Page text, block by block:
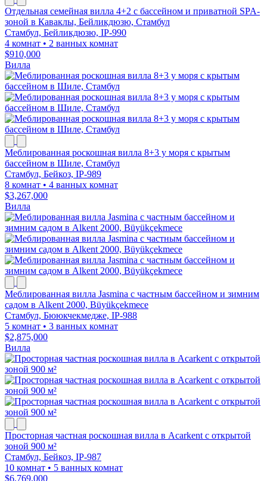
Отдельная семейная вилла 4+2 с бассейном и приватной SPA-
зоной в Каваклы, Бейликдюзю, Стамбул
Стамбул, Бейликдюзю, IP-990
4 комнат • 2 ванных комнат
$910,000
Вилла
Меблированная роскошная вилла 8+3 у моря с крытым
бассейном в Шиле, Стамбул
Стамбул, Бейкоз, IP-989
8 комнат • 4 ванных комнат
$3,267,000
Вилла
Меблированная вилла Jasmina с частным бассейном и зимним
садом в Alkent 2000, Büyükçekmece
Стамбул, Бююкчекмедже, IP-988
5 комнат • 3 ванных комнат
$2,875,000
Вилла
Просторная частная роскошная вилла в Acarkent с открытой
зоной 900 м²
Стамбул, Бейкоз, IP-987
10 комнат • 5 ванных комнат
$6,769,000